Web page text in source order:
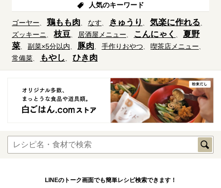
人気のキーワード
ゴーヤー 鶏もも肉 なす きゅうり 気楽に作れる
ズッキーニ 枝豆 居酒屋メニュー こんにゃく
夏野
菜
副菜×5分以内 豚肉 手作りおやつ
喫茶店メニュー
常備菜
もやし ひき肉
LINEのトーク画面でも簡単レシピ検索できます！